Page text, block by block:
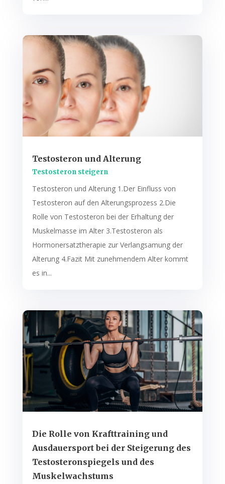
Testosteron und Alterung
Testosteron steigern
Testosteron und Alterung 1.Der Einfluss von
Testosteron auf den Alterungsprozess 2.Die
Rolle von Testosteron bei der Erhaltung der
Muskelmasse im Alter 3.Testosteron als
Hormonersatztherapie zur Verlangsamung der
Alterung 4.Fazit Mit zunehmendem Alter kommt
es in...
Die Rolle von Krafttraining und
Ausdauersport bei der Steigerung des
Testosteronspiegels und des
Muskelwachstums